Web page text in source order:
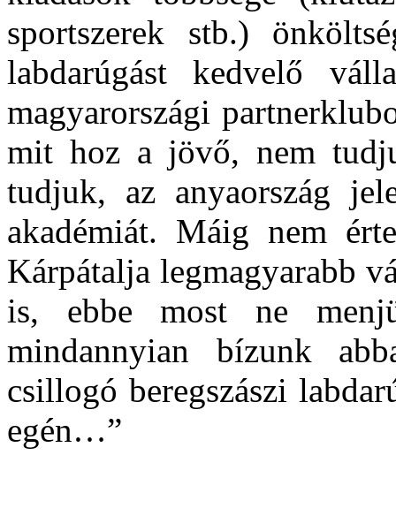
sportszerek stb.)
labdarúgást kedvelő
magyar­országi
mit hoz a jövő, nem
tudjuk, az anyaor­szág
akadémiát. Máig nem
Kárpátalja legma­gyarabb
is, ebbe most ne
mindannyian bízunk
csillogó beregszászi
egén…”